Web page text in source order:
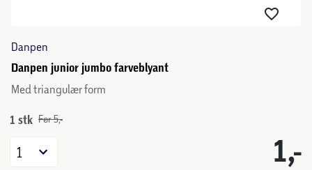
Danpen
Danpen junior jumbo farveblyant
Med triangulær form
1 stk Før 5,-
1,-
1